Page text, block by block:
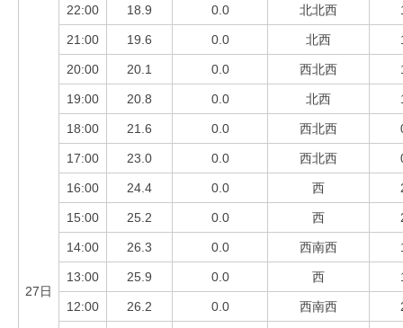
27日
22:00 18.9 0.0 北北西
21:00 19.6 0.0 北西
20:00 20.1 0.0 西北西
19:00 20.8 0.0 北西
18:00 21.6 0.0 西北西
17:00 23.0 0.0 西北西
16:00 24.4 0.0 西
15:00 25.2 0.0 西
14:00 26.3 0.0 西南西
13:00 25.9 0.0 西
12:00 26.2 0.0 西南西